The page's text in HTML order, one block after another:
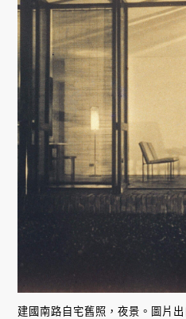
建國南路自宅舊照，夜景。圖片